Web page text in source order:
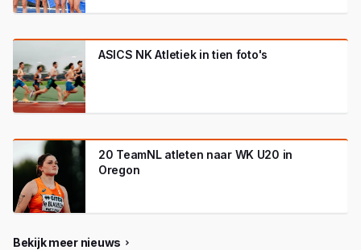
ASICS NK Atletiek in tien foto's
20 TeamNL atleten naar WK U20 in
Oregon
Bekijk meer nieuws